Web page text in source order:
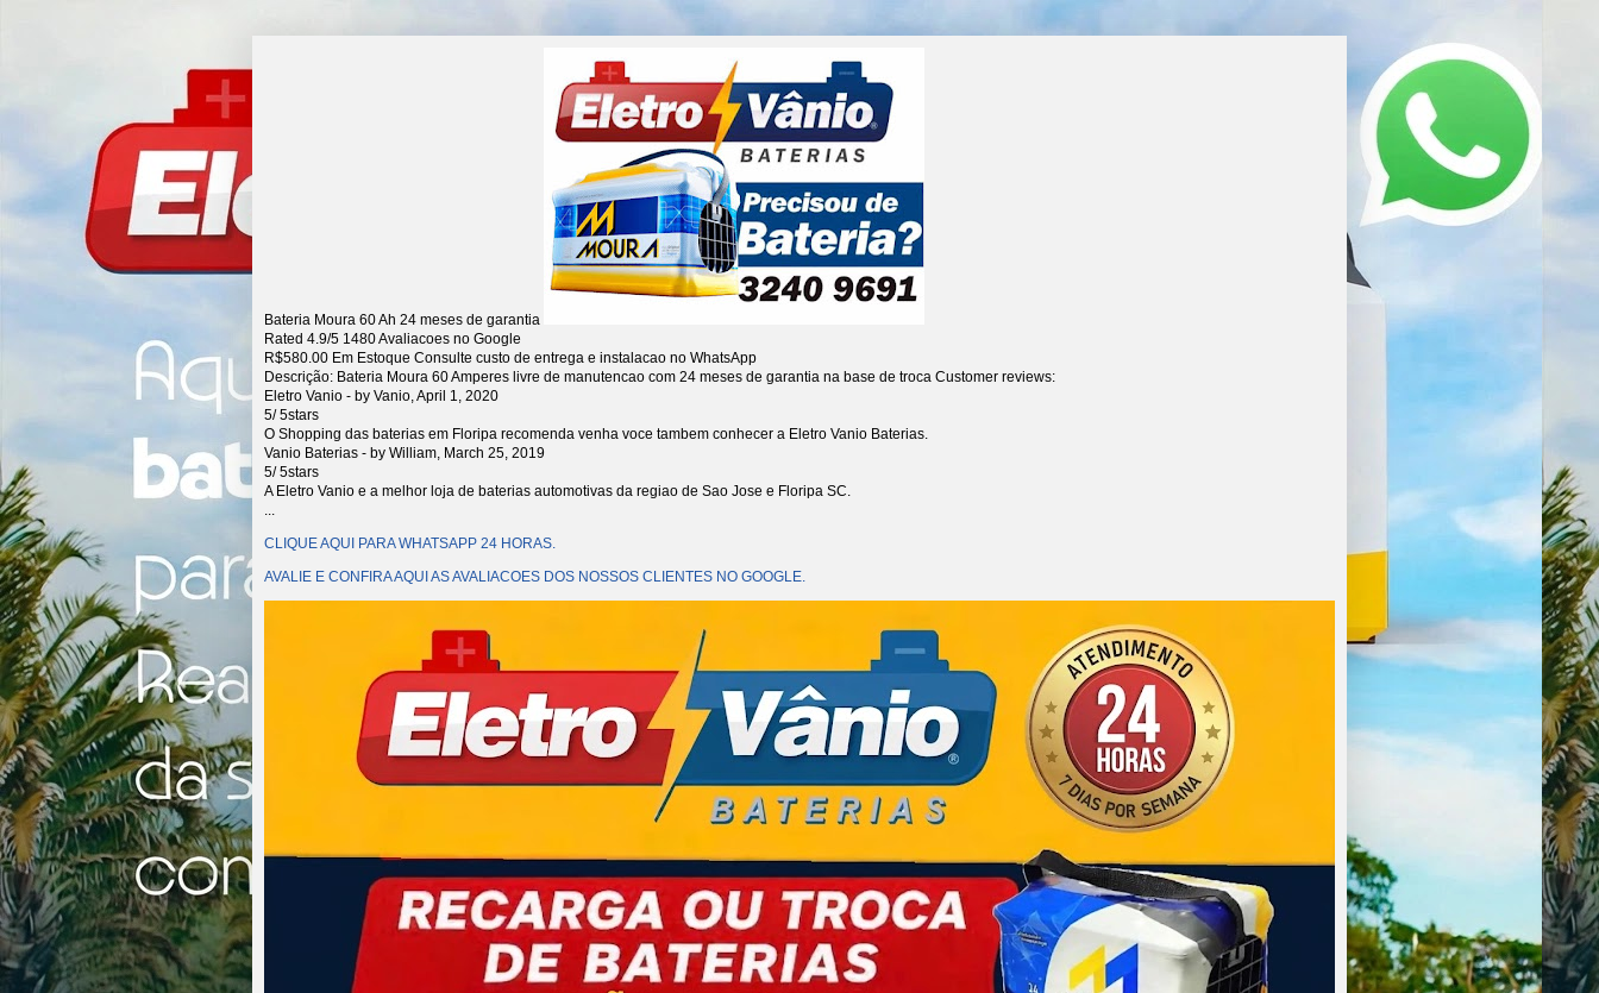
Bateria Moura 60 Ah 24 meses de garantia
Rated 4.9/5 1480Avaliacoes no Google
R$580.00 Em Estoque Consulte custo de entrega e instalacao no WhatsApp
Descrição: Bateria Moura 60 Amperes livre de manutencao com 24 meses de garantia na base de troca Customer reviews:
Eletro Vanio - by Vanio,April 1, 2020
5/5stars
O Shopping das baterias em Floripa recomenda venha voce tambem conhecer a Eletro Vanio Baterias.
Vanio Baterias - by William, March 25, 2019
5/5stars
A Eletro Vanio e a melhor loja de baterias automotivas da regiao de Sao Jose e Floripa SC.
...
CLIQUE AQUI PARA WHATSAPP 24 HORAS.
AVALIE E CONFIRA AQUI AS AVALIACOES DOS NOSSOS CLIENTES NO GOOGLE.